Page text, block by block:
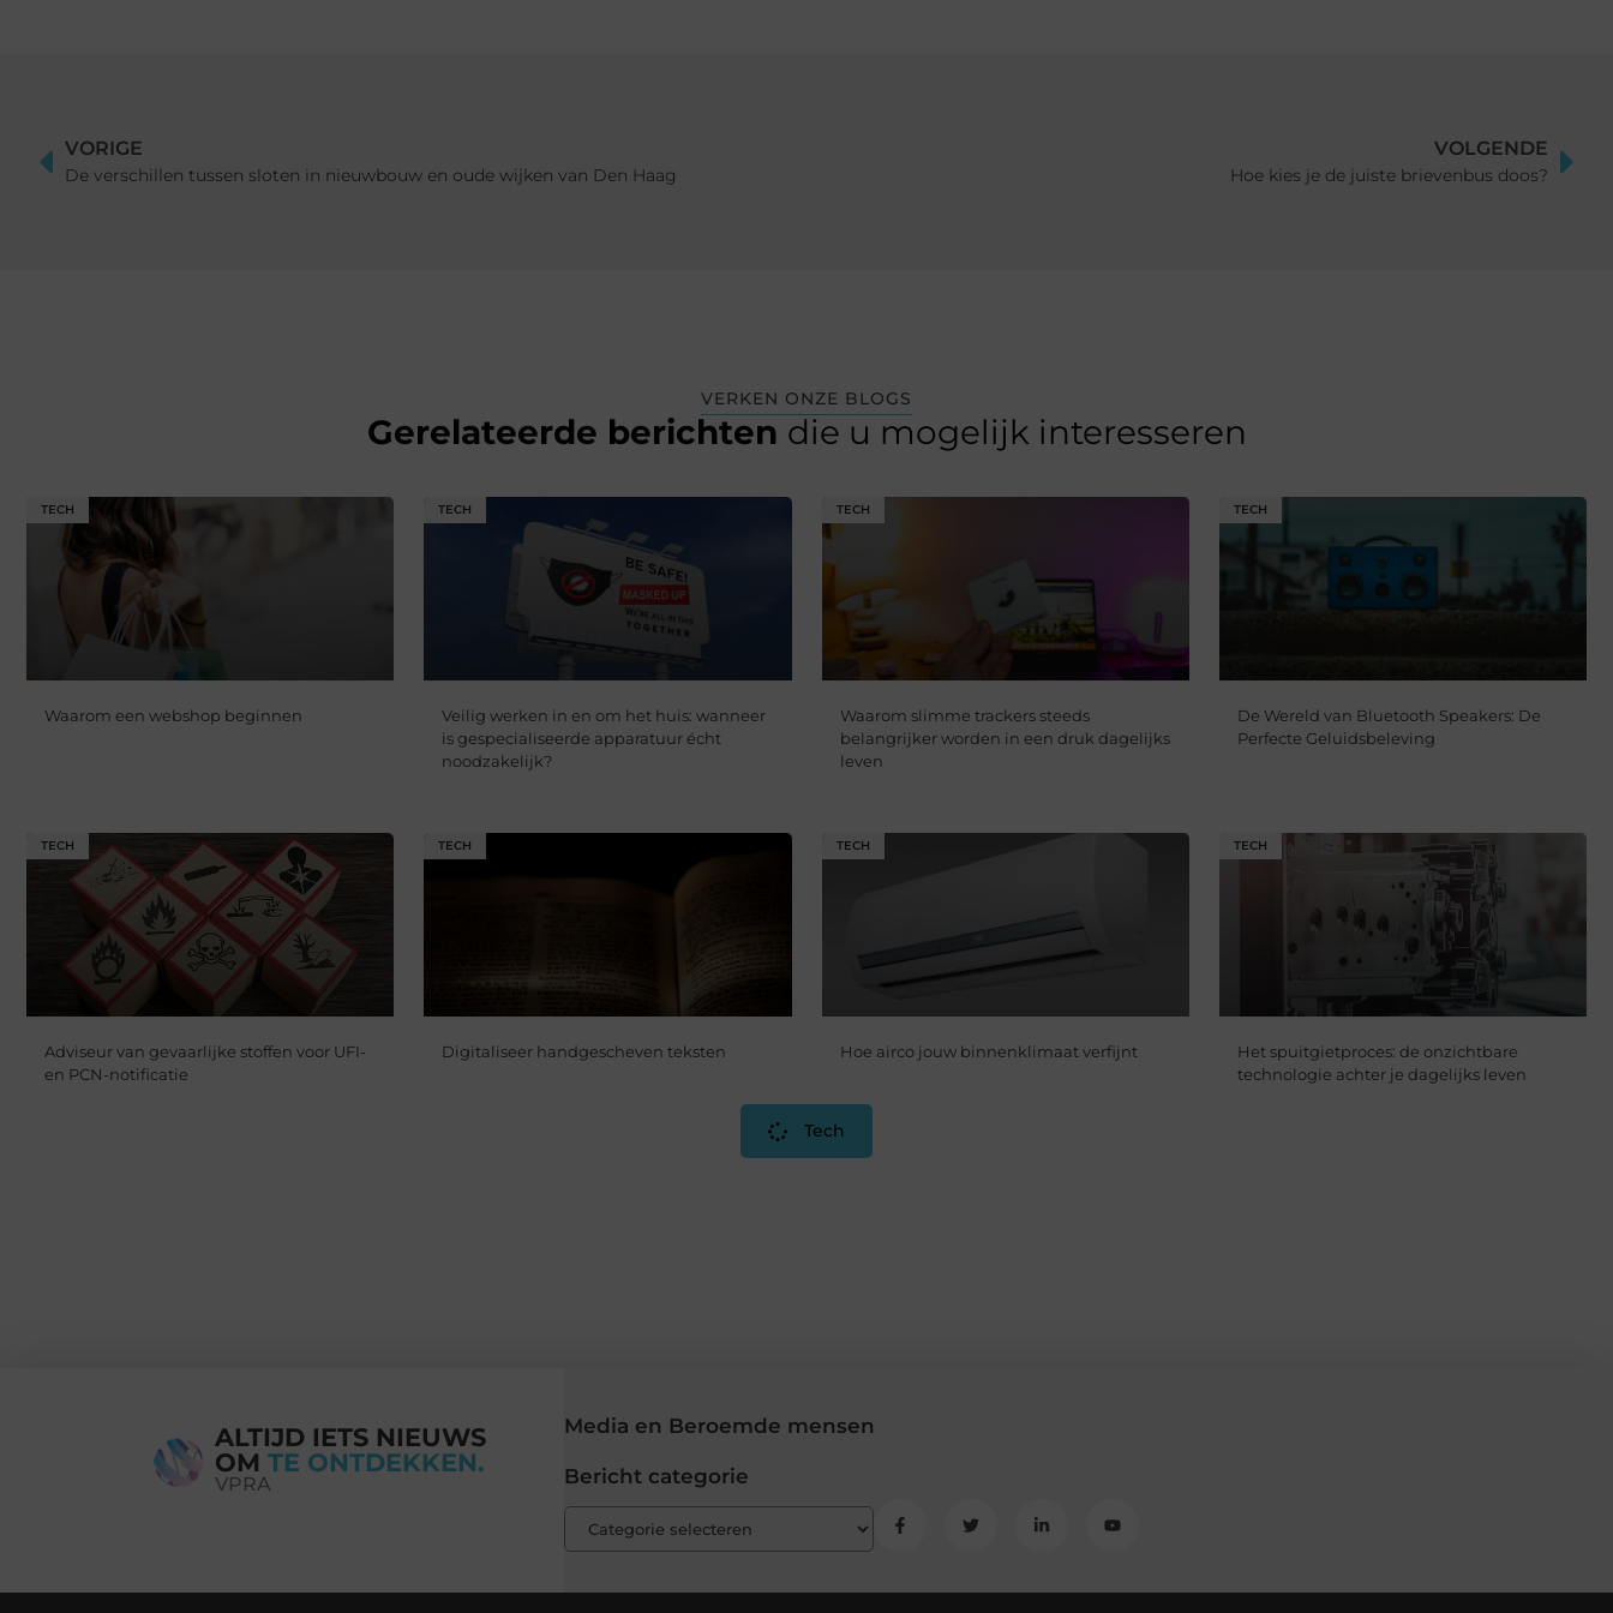
VORIGE
De verschillen tussen sloten in nieuwbouw en oude wijken van Den Haag
VOLGENDE
Hoe kies je de juiste brievenbus doos?
VERKEN ONZE BLOGS
Gerelateerde berichten die u mogelijk interesseren
TECH
Waarom een webshop beginnen
TECH
Veilig werken in en om het huis: wanneer
is gespecialiseerde apparatuur écht
noodzakelijk?
TECH
Waarom slimme trackers steeds
belangrijker worden in een druk dagelijks
leven
TECH
De Wereld van Bluetooth Speakers: De
Perfecte Geluidsbeleving
TECH
Adviseur van gevaarlijke stoffen voor UFI-
en PCN-notificatie
TECH
Digitaliseer handgescheven teksten
TECH
Hoe airco jouw binnenklimaat verfijnt
TECH
Het spuitgietproces: de onzichtbare
technologie achter je dagelijks leven
Tech
ALTIJD IETS NIEUWS
OM TE ONTDEKKEN.
VPRA
Media en Beroemde mensen
Bericht categorie